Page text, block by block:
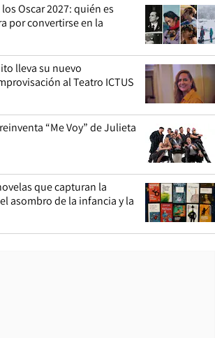
Oscar 2027: quién es
por convertirse en la
lleva su nuevo
al Teatro ICTUS
“Me Voy” de Julieta
que capturan la
asombro de la infancia y la